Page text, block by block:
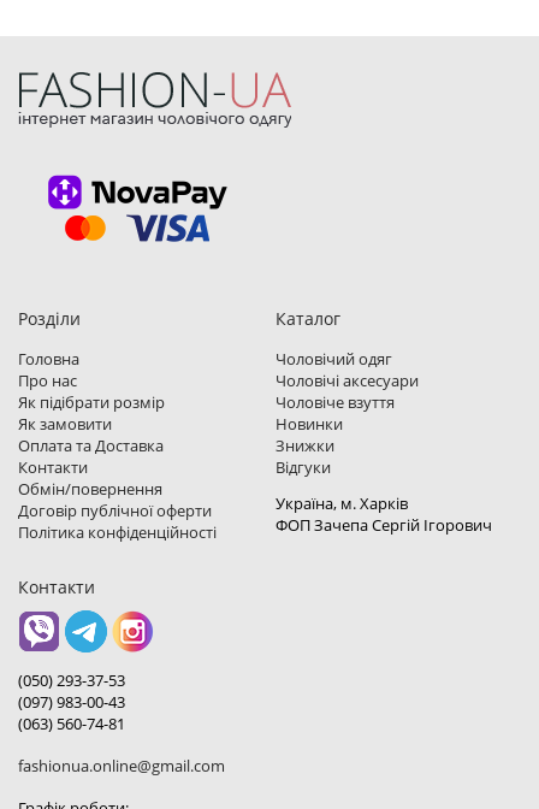
Розділи
Головна
Про нас
Як підібрати розмір
Як замовити
Оплата та Доставка
Контакти
Обмін/повернення
Договір публічної оферти
Політика конфіденційності
Каталог
Чоловічий одяг
Чоловічі аксесуари
Чоловіче взуття
Новинки
Знижки
Відгуки
Україна, м. Харкiв
ФОП Зачепа Сергій Ігорович
Контакти
(050) 293-37-53
(097) 983-00-43
(063) 560-74-81
fashionua.online@gmail.com